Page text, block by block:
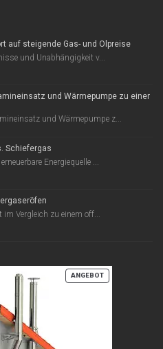
auf steigende Gas- und Ölpreise
und Unabhängigkeit v...
und Wärmepumpe zu einer
und Wärmepumpe z...
Schiefergas
Energiequelle ...
im Vergleich zu einem off...
ANGEBOTPRODUKT
IM